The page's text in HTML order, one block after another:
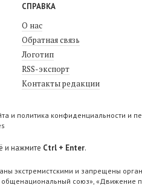
СПРАВКА
О нас
Обратная связь
Логотип
RSS-экспорт
Контакты редакции
и политика конфиденциальности и
и нажмите Ctrl + Enter.
экстремистскими и запрещены
союз», «Движение